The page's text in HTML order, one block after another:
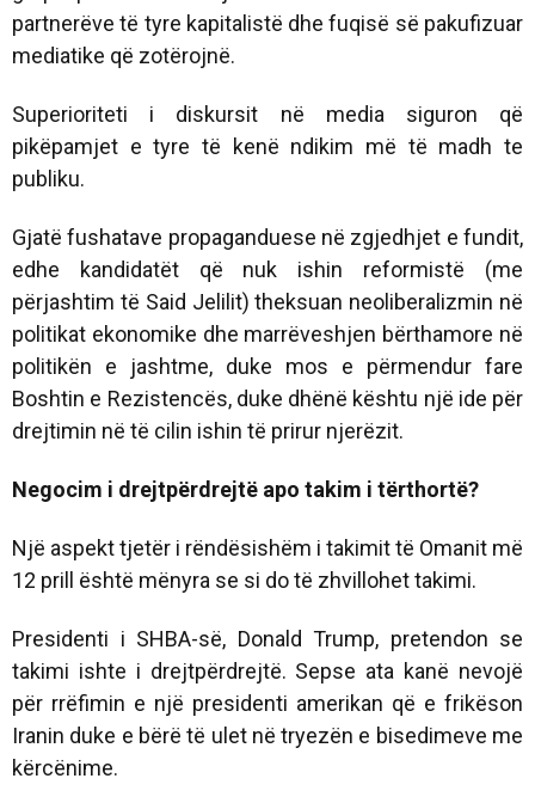
partnerëve të tyre kapitalistë dhe fuqisë së pakufizuar
mediatike që zotërojnë.
Superioriteti i diskursit në media siguron që
pikëpamjet e tyre të kenë ndikim më të madh te
publiku.
Gjatë fushatave propaganduese në zgjedhjet e fundit,
edhe kandidatët që nuk ishin reformistë (me
përjashtim të Said Jelilit) theksuan neoliberalizmin në
politikat ekonomike dhe marrëveshjen bërthamore në
politikën e jashtme, duke mos e përmendur fare
Boshtin e Rezistencës, duke dhënë kështu një ide për
drejtimin në të cilin ishin të prirur njerëzit.
Negocim i drejtpërdrejtë apo takim i tërthortë?
Një aspekt tjetër i rëndësishëm i takimit të Omanit më
12 prill është mënyra se si do të zhvillohet takimi.
Presidenti i SHBA-së, Donald Trump, pretendon se
takimi ishte i drejtpërdrejtë. Sepse ata kanë nevojë
për rrëfimin e një presidenti amerikan që e frikëson
Iranin duke e bërë të ulet në tryezën e bisedimeve me
kërcënime.